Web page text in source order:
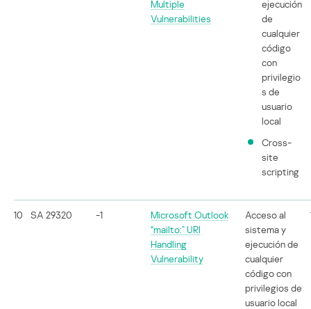
Multiple
Vulnerabilities
ejecución
de
cualquier
código
con
privilegio
s de
usuario
local
Cross-
site
scripting
10 SA 29320 -1
Microsoft Outlook
“mailto:” URI
Handling
Vulnerability
Acceso al
sistema y
ejecución de
cualquier
código con
privilegios de
usuario local